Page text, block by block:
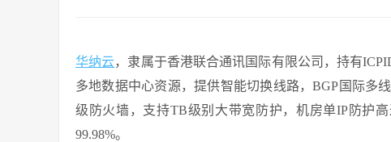
华纳云，隶属于香港联合通讯国际有限公司，持有
多地数据中心资源，提供智能切换线路，BGP国际多
级防火墙，支持TB级别大带宽防护，机房单IP防护
99.98%。